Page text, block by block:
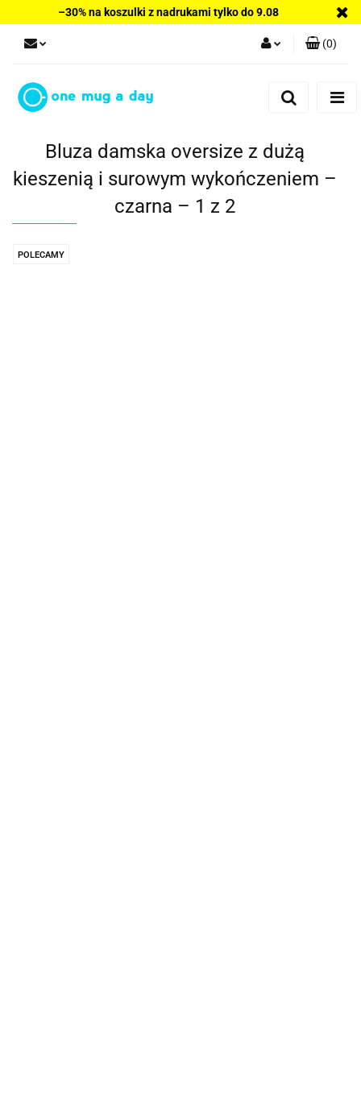
–30% na koszulki z nadrukami tylko do 9.08
(0)
Bluza damska oversize z dużą
kieszenią i surowym wykończeniem –
czarna – 1 z 2
POLECAMY